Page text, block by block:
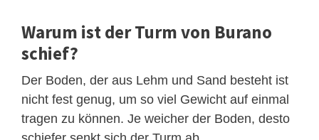
Warum ist der Turm von Burano
schief?
Der Boden, der aus Lehm und Sand besteht ist
nicht fest genug, um so viel Gewicht auf einmal
tragen zu können. Je weicher der Boden, desto